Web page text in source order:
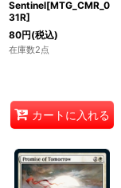
【JPN】誓いを立てた歩
哨、リヴィオ/Livio,
Oathsworn
Sentinel[MTG_CMR_0
31R]
カートに入れる